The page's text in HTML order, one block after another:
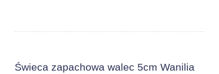
Świeca zapachowa walec 5cm Wanilia